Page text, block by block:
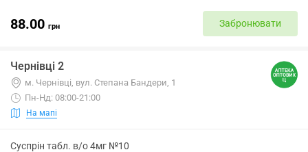
88.00 грн Забронювати
Чернівці 2
м. Чернівці, вул. Степана Бандери, 1
Пн-Нд: 08:00-21:00
На мапі
Суспрін табл. в/о 4мг №10